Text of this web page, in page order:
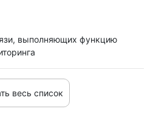
выполняющих функцию
весь список